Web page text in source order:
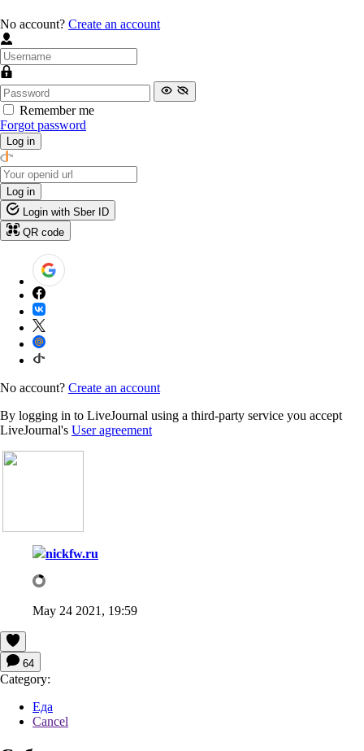
No account? Create an account
Remember me
Forgot password
Log in
Log in
Login with Sber ID
QR code
No account? Create an account
By logging in to LiveJournal using a third-party service you accept
LiveJournal's User agreement
nickfw.ru
May 24 2021, 19:59
64
Category:
Еда
Cancel